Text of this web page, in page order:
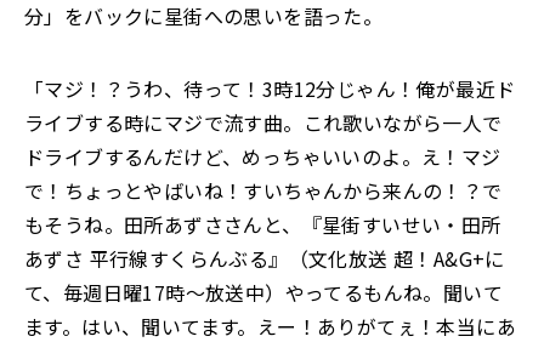
分」をバックに星街への思いを語った。
「マジ！？うわ、待って！3時12分じゃん！俺が最近ド
ライブする時にマジで流す曲。これ歌いながら一人で
ドライブするんだけど、めっちゃいいのよ。え！マジ
で！ちょっとやばいね！すいちゃんから来んの！？で
もそうね。田所あずささんと、『星街すいせい・田所
あずさ 平行線すくらんぶる』（文化放送 超！A&G+に
て、毎週日曜17時〜放送中）やってるもんね。聞いて
ます。はい、聞いてます。えー！ありがてぇ！本当にあ